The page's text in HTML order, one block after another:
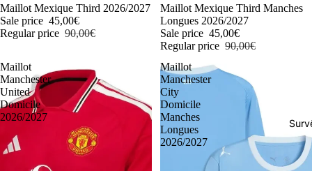
-50%
Maillot Mexique Third 2026/2027
Sale price 45,00€
Regular price 90,00€
-50%
Maillot Mexique Third Manches
Longues 2026/2027
Sale price 45,00€
Regular price 90,00€
Maillot
Manchester
United
Domicile
2026/2027
Maillot
Manchester
City
Domicile
Manches
Longues
2026/2027